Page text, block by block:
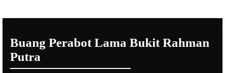
Buang Perabot Lama Bukit Rahman
Putra